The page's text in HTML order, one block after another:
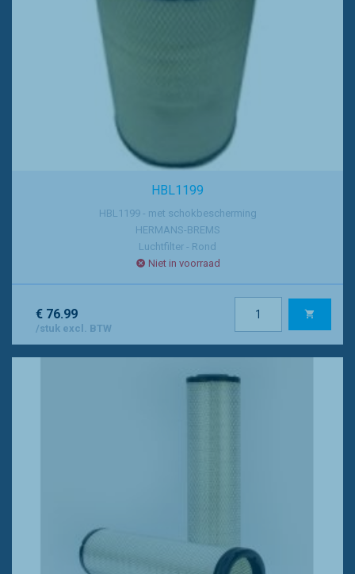
HBL1199
HBL1199 - met schokbescherming
HERMANS-BREMS
Luchtfilter - Rond
Niet in voorraad
€ 76.99
/stuk excl. BTW